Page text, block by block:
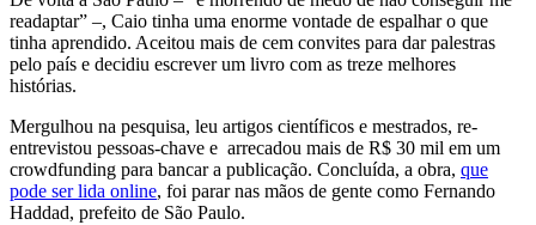
readaptar” –, Caio tinha uma enorme vontade de espalhar o que
tinha aprendido. Aceitou mais de cem convites para dar palestras
pelo país e decidiu escrever um livro com as treze melhores
histórias.
Mergulhou na pesquisa, leu artigos científicos e mestrados, re-
entrevistou pessoas-chave e arrecadou mais de R$ 30 mil em um
crowdfunding para bancar a publicação. Concluída, a obra, que
pode ser lida online, foi parar nas mãos de gente como Fernando
Haddad, prefeito de São Paulo.